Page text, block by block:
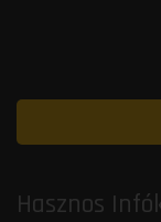
Hasznos